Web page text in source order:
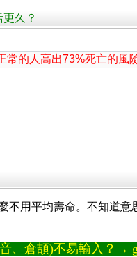
久？
常的人高出73%死亡的風
不用平均壽命。不知道意
、倉頡)不易輸入？→